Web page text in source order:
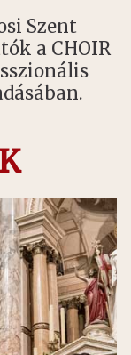
Szent
a CHOIR